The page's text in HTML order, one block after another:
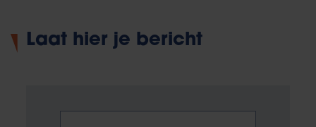
Laat hier je bericht